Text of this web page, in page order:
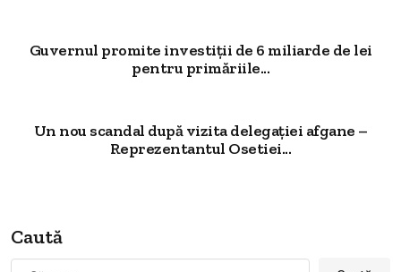
Guvernul promite investiții de 6 miliarde de lei
pentru primăriile...
Un nou scandal după vizita delegației afgane –
Reprezentantul Osetiei...
Caută
Caută